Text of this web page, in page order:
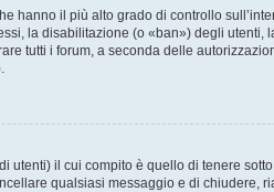
hanno il più alto grado di controllo
la disabilitazione (o «ban») degli utenti,
tutti i forum, a seconda delle
utenti) il cui compito è quello di tenere
qualsiasi messaggio e di chiudere,